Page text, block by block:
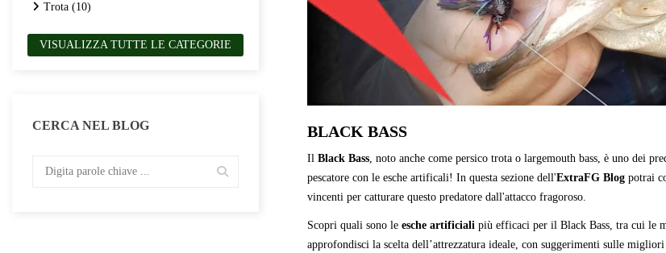
Trota (10)
VISUALIZZA TUTTE LE CATEGORIE
CERCA NEL BLOG BLACK BASS
Il Black Bass , noto anche come persico trota o largemouth bass, è uno dei
pescatore con le esche artificali! In questa sezione dell'ExtraFG Blog potrai
vincenti per catturare questo predatore dall'attacco fragoroso.
Scopri quali sono le esche artificiali più efficaci per il Black Bass, tra cui le
approfondisci la scelta dell’attrezzatura ideale, con suggerimenti sulle migliori